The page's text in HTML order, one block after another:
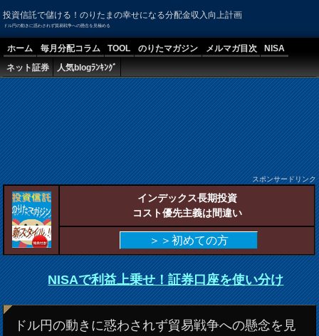
投資信託で儲ける！のりたまの幸せになる分配金収入向上計画
ドル円の動きに惑わされず貿易戦争への懸念を見極める
ホーム 毎月分配コラム TOOL のりたマガジン メルマガ目次
NISA
ネット証券
人気blogﾗﾝｷﾝｸﾞ
スポンサードリンク
インデックス長期投資
コスト優先主義は間違い
＞＞初めての方
NISAで利益上乗せ！証券口座を使い分け
ドル円の動きに惑わされず貿易戦争への懸念を見